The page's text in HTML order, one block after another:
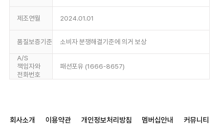
제조연월 2024.01.01
품질보증기준 소비자 분쟁해결기준에 의거 보상
A/S
책임자와
전화번호
패션포유 (1666-8657)
회사소개 이용약관 개인정보처리방침 멤버십안내 커뮤니티